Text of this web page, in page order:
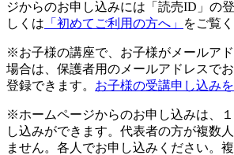
ジからのお申し込みには「読売ID」の
しくは 「初めてご利用の方へ」 をご覧
※お子様の講座で、お子様がメールア
場合は、保護者用のメールアドレスで
登録できます。 お子様の受講申し込み
※ホームページからのお申し込みは、
し込みができます。代表者の方が複数
ません。各人でお申し込みください。